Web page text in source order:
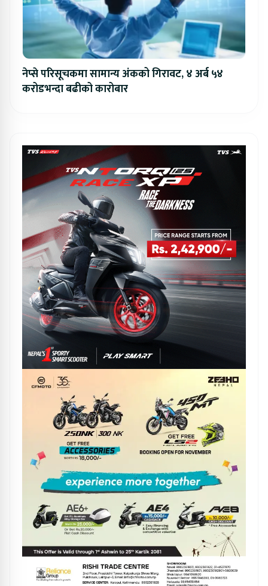
नेप्से परिसूचकमा सामान्य अंकको गिरावट, ४ अर्ब ५४
करोडभन्दा बढीको कारोबार